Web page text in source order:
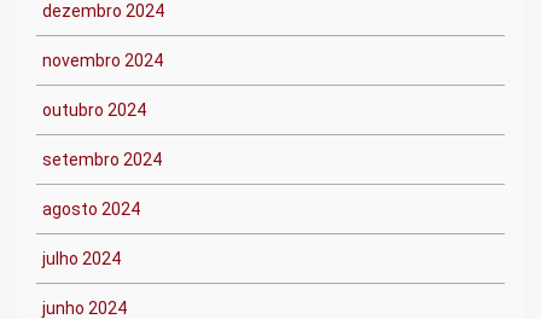
dezembro 2024
novembro 2024
outubro 2024
setembro 2024
agosto 2024
julho 2024
junho 2024